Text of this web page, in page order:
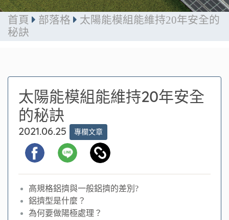
首頁 部落格
太陽能模組能維持20年安全的
秘訣
太陽能模組能維持20年安全
的秘訣
2021.06.25 專欄文章
高規格鋁擠與一般鋁擠的差別?
鋁擠型是什麼？
為何要做陽極處理？